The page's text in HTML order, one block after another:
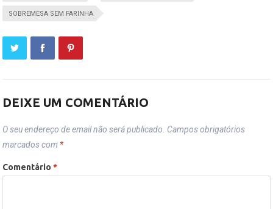
SOBREMESA SEM FARINHA
DEIXE UM COMENTÁRIO
O seu endereço de email não será publicado. Campos obrigatórios
marcados com *
Comentário*